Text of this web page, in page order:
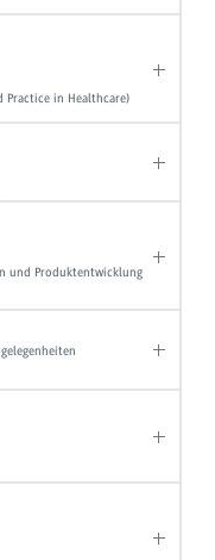
Practice in Healthcare)
und Produktentwicklung